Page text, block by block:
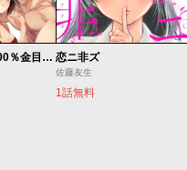
タマロワ ～100％金目当て 資産35億のイケメンを巡る訳アリ女達の玉の輿バトルロワイヤル～ 恋ニ非ズ
佐藤友生
1話無料